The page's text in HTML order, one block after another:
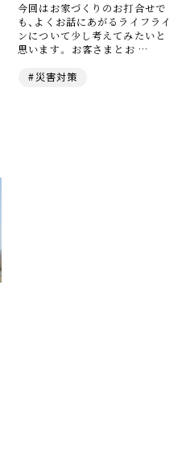
今回はお家づくりのお打合せで
も、よくお話にあがるライフライ
ンについて少し考えてみたいと
思います。 お客さまとお …
#災害対策